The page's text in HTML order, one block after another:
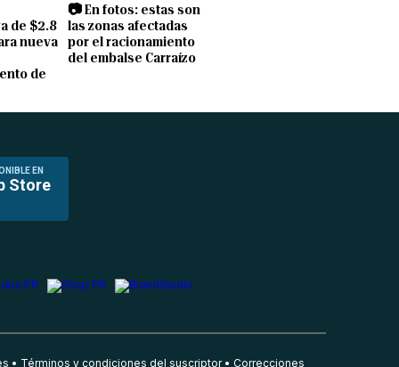
de $2.8
nueva
de
📷 En fotos: estas son
las zonas afectadas
por el racionamiento
del embalse Carraízo
EN
Store
Términos y condiciones del suscriptor Correcciones